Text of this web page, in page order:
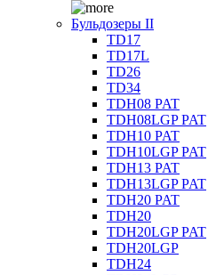
Бульдозеры II
TD17
TD17L
TD26
TD34
TDH08 PAT
TDH08LGP PAT
TDH10 PAT
TDH10LGP PAT
TDH13 PAT
TDH13LGP PAT
TDH20 PAT
TDH20
TDH20LGP PAT
TDH20LGP
TDH24